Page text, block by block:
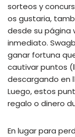
sorteos y
os gustaria,
desde su página
inmediato.
ganar fortuna
cautivar puntos
descargando en
Luego, estos
regalo o dinero
En lugar para